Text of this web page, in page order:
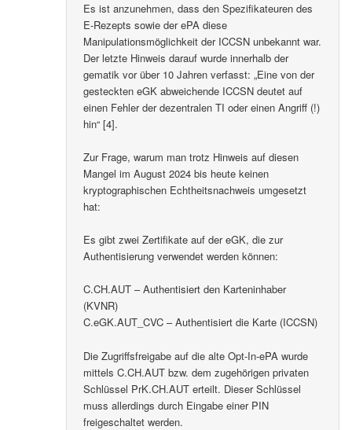
Es ist anzunehmen, dass den Spezifikateuren des
E-Rezepts sowie der ePA diese
Manipulationsmöglichkeit der ICCSN unbekannt war.
Der letzte Hinweis darauf wurde innerhalb der
gematik vor über 10 Jahren verfasst: „Eine von der
gesteckten eGK abweichende ICCSN deutet auf
einen Fehler der dezentralen TI oder einen Angriff (!)
hin“ [4].
Zur Frage, warum man trotz Hinweis auf diesen
Mangel im August 2024 bis heute keinen
kryptographischen Echtheitsnachweis umgesetzt
hat:
Es gibt zwei Zertifikate auf der eGK, die zur
Authentisierung verwendet werden können:
C.CH.AUT – Authentisiert den Karteninhaber
(KVNR)
C.eGK.AUT_CVC – Authentisiert die Karte (ICCSN)
Die Zugriffsfreigabe auf die alte Opt-In-ePA wurde
mittels C.CH.AUT bzw. dem zugehörigen privaten
Schlüssel PrK.CH.AUT erteilt. Dieser Schlüssel
muss allerdings durch Eingabe einer PIN
freigeschaltet werden.